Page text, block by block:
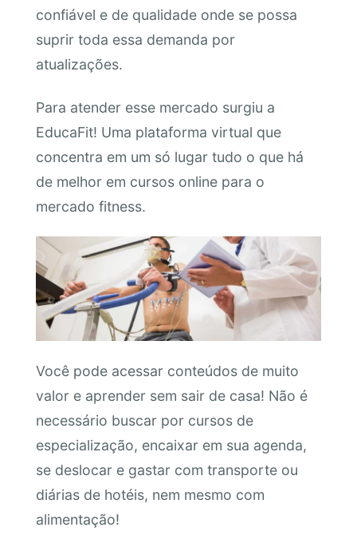
confiável e de qualidade onde se possa
suprir toda essa demanda por
atualizações.
Para atender esse mercado surgiu a
EducaFit! Uma plataforma virtual que
concentra em um só lugar tudo o que há
de melhor em cursos online para o
mercado fitness.
Você pode acessar conteúdos de muito
valor e aprender sem sair de casa! Não é
necessário buscar por cursos de
especialização, encaixar em sua agenda,
se deslocar e gastar com transporte ou
diárias de hotéis, nem mesmo com
alimentação!